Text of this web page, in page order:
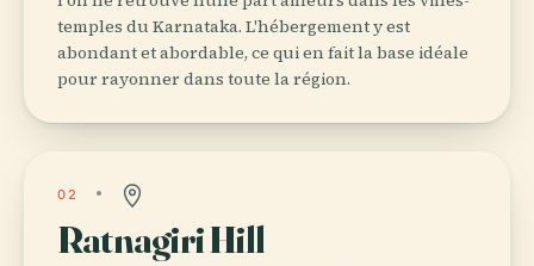
temples du Karnataka. L'hébergement y est
abondant et abordable, ce qui en fait la base idéale
pour rayonner dans toute la région.
02
Ratnagiri Hill